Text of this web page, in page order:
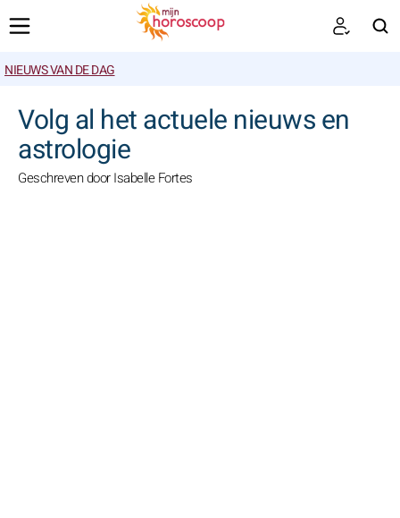
NIEUWS VAN DE DAG
Volg al het actuele nieuws en
astrologie
Geschreven door Isabelle Fortes